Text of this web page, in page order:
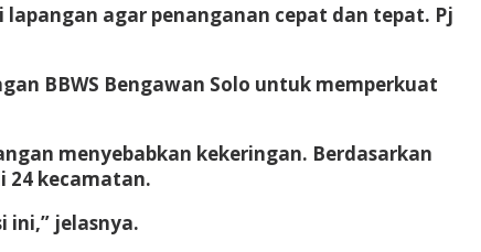
agar penanganan cepat dan tepat. Pj
BBWS Bengawan Solo untuk memperkuat
menyebabkan kekeringan. Berdasarkan
24 kecamatan.
ini,” jelasnya.